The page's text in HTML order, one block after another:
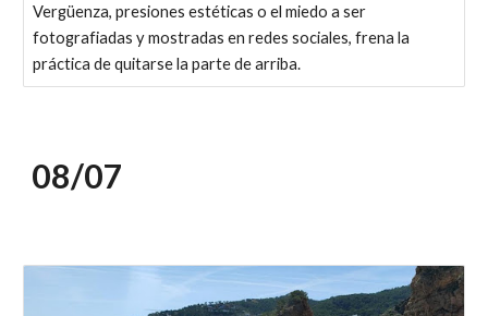
Vergüenza, presiones estéticas o el miedo a ser
fotografiadas y mostradas en redes sociales, frena la
práctica de quitarse la parte de arriba.
08/07